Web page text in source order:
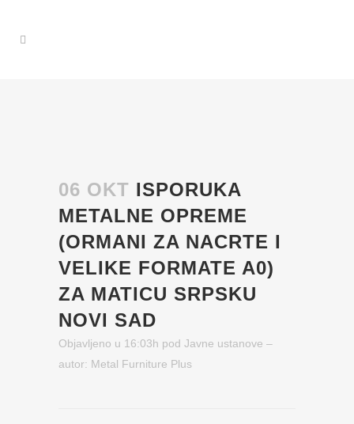
06 OKT ISPORUKA
METALNE OPREME
(ORMANI ZA NACRTE I
VELIKE FORMATE A0)
ZA MATICU SRPSKU
NOVI SAD
Objavljeno u 16:03h pod Javne ustanove –
autor: Metal Furniture Plus